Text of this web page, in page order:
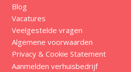
Blog
Vacatures
Veelgestelde vragen
Algemene voorwaarden
Privacy & Cookie Statement
Aanmelden verhuisbedrijf